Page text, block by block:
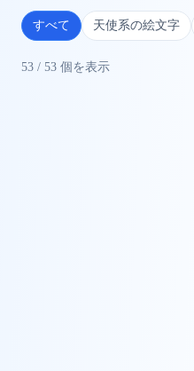
すべて 天使系の絵文字
53 / 53 個を表示